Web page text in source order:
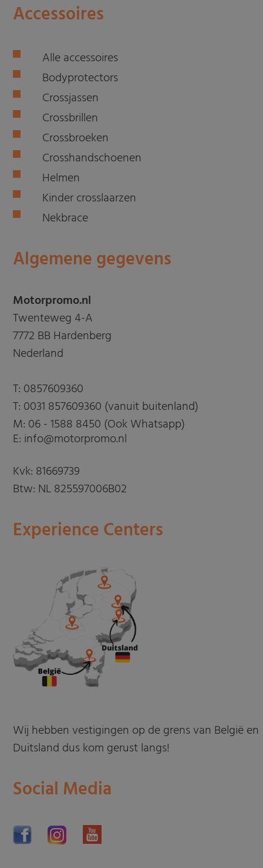
Accessoires
Alle accessoires
Bodyprotectors
Crossjassen
Crossbrillen
Crossbroeken
Crosshandschoenen
Helmen
Kinder crosslaarzen
Nekbrace
Algemene gegevens
Motorpromo.nl
Twenteweg 4-A
7772 BB Hardenberg
Nederland
T: 0857609360
T: 0031 857609360 (vanuit buitenland)
M: 06 - 1588 8450 (Ook Whatsapp)
E: info@motorpromo.nl
Kvk: 81669739
Btw: NL 825597006B02
Experience Centers
Wij hebben vestigingen op de grens van België en
Duitsland dus kom gerust langs!
Social Media